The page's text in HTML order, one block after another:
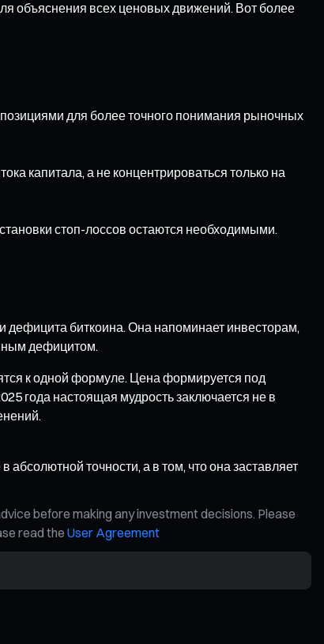
объяснения всех ценовых движений. Вот более
для более точного понимания рыночных
капитала, а не концентрироваться только на
стоп-лоссов остаются необходимыми.
дефицита биткоина. Она напоминает инвесторам,
дефицитом.
к одной формуле. Цена формируется под
года настоящая мудрость заключается не в
точности, а в том, что она заставляет
before making any investment decisions. Please
read the User Agreement